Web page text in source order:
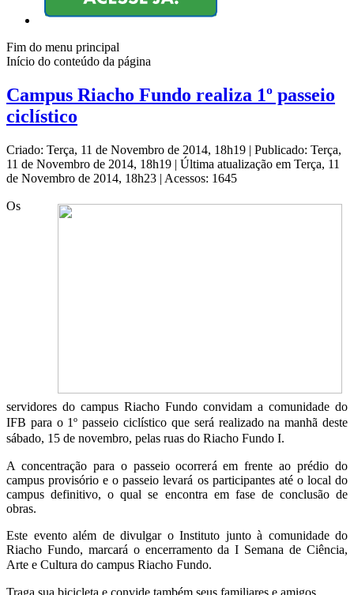
Fim do menu principal
Início do conteúdo da página
Campus Riacho Fundo realiza 1º passeio
ciclístico
Criado: Terça, 11 de Novembro de 2014, 18h19 | Publicado: Terça,
11 de Novembro de 2014, 18h19 | Última atualização em Terça, 11
de Novembro de 2014, 18h23 | Acessos: 1645
Os
servidores do campus Riacho Fundo convidam a comunidade do
IFB para o 1º passeio ciclístico que será realizado na manhã deste
sábado, 15 de novembro, pelas ruas do Riacho Fundo I.
A concentração para o passeio ocorrerá em frente ao prédio do
campus provisório e o passeio levará os participantes até o local do
campus definitivo, o qual se encontra em fase de conclusão de
obras.
Este evento além de divulgar o Instituto junto à comunidade do
Riacho Fundo, marcará o encerramento da I Semana de Ciência,
Arte e Cultura do campus Riacho Fundo.
Traga sua bicicleta e convide também seus familiares e amigos.